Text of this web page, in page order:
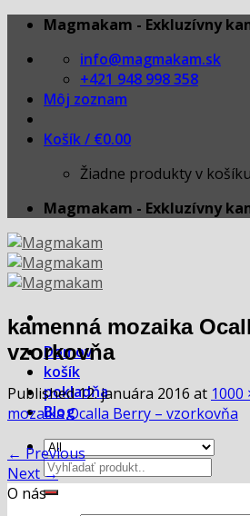
Skip
content
Magmakam - Exkluzívny
info@magmakam.sk
+421 948 998 358
Môj zoznam
Košík / €0.00
Žiadne produkty v
Magmakam - Exkluzívny
Domov
košík
pokladňa
Blog
Hľadať:
kamenná mozaika
vzorkovňa
Published12. januára 2016 at 1000
mozaika Ocalla Berry – vzorkovňa
← Previous
Next→
O nás